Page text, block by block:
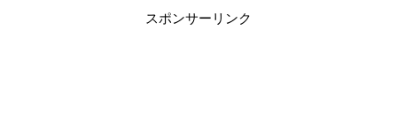
スポンサーリンク